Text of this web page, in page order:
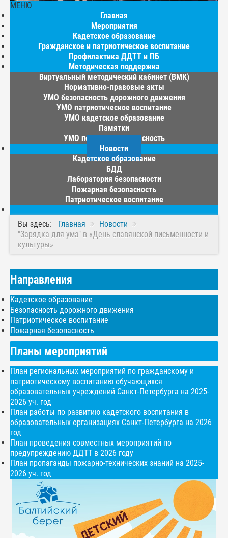
МЕНЮ
Главная
Мероприятия
Кадетское образование
Гражданское и патриотическое воспитание
Профилактика ДДТТ и ПБ
Методическая поддержка
Виртуальный методический кабинет (ВМК)
Нормативно-правовые акты
УМО безопасность дорожного движения
УМО патриотическое воспитание
УМО кадетское образование
Памятки
УМО пожарная безопасность
Новости
Кадетское образование
БДД
Лаборатория безопасности
Пожарная безопасность
Патриотическое воспитание
Вы здесь: Главная
Новости
"Зарядка для ума" в «День славянской письменности и
культуры»
Направления
Кадетское образование
Безопасность дорожного движения
Патриотическое воспитание
Пожарная безопасность
Планы мероприятий
План региональных мероприятий по гражданскому и
патриотическому воспитанию обучающихся
образовательных учреждений Санкт-Петербурга на 2025-
2026 уч. год
План работы по развитию кадетского воспитания в
образовательных организациях Санкт-Петербурга на 2026
год
План проведения совместных мероприятий по
предупреждению ДДТТ в 2026 году
План пропаганды пожарно-технических знаний на 2025-
2026 уч. год